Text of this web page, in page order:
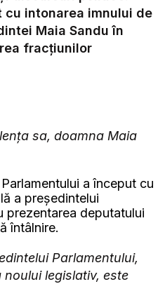
Video
cu intonarea imnului de
Maia Sandu în
fracțiunilor
sa, doamna Maia
a început cu
a președintelui
prezentarea deputatului
întâlnire.
Parlamentului,
legislativ, este